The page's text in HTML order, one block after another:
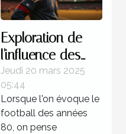
Exploration de
l'influence des
stratégies
offensives dans
le football des
années 80
Jeudi 20 mars 2025
05:44
Lorsque l'on évoque le
football des années
80, on pense